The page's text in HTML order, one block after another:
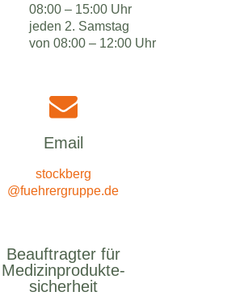
08:00 – 15:00 Uhr
jeden 2. Samstag
von 08:00 – 12:00 Uhr
Email
stockberg
@fuehrergruppe.de
Beauftragter für
Medizinprodukte-
sicherheit